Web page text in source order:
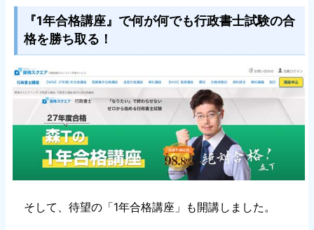
『1年合格講座』で何が何でも行政書士試験の合
格を勝ち取る！
そして、待望の「1年合格講座」も開講しました。